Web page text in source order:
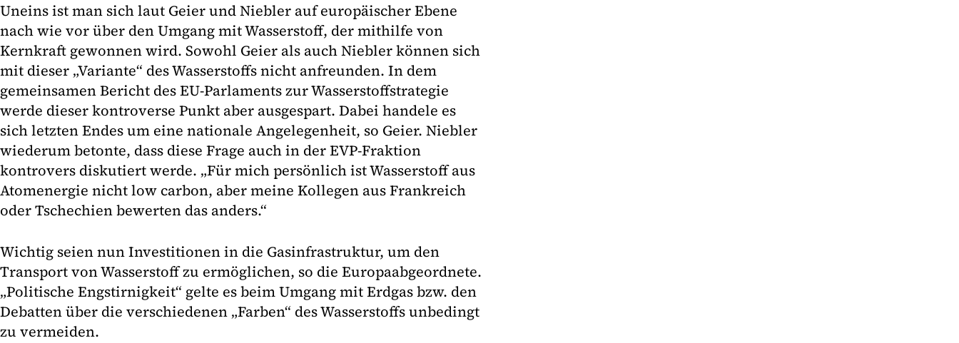
Uneins ist man sich laut Geier und Niebler auf europäischer Ebene
nach wie vor über den Umgang mit Wasserstoff, der mithilfe von
Kernkraft gewonnen wird. Sowohl Geier als auch Niebler können sich
mit dieser „Variante“ des Wasserstoffs nicht anfreunden. In dem
gemeinsamen Bericht des EU-Parlaments zur Wasserstoffstrategie
werde dieser kontroverse Punkt aber ausgespart. Dabei handele es
sich letzten Endes um eine nationale Angelegenheit, so Geier. Niebler
wiederum betonte, dass diese Frage auch in der EVP-Fraktion
kontrovers diskutiert werde. „Für mich persönlich ist Wasserstoff aus
Atomenergie nicht low carbon, aber meine Kollegen aus Frankreich
oder Tschechien bewerten das anders.“
Wichtig seien nun Investitionen in die Gasinfrastruktur, um den
Transport von Wasserstoff zu ermöglichen, so die Europaabgeordnete.
„Politische Engstirnigkeit“ gelte es beim Umgang mit Erdgas bzw. den
Debatten über die verschiedenen „Farben“ des Wasserstoffs unbedingt
zu vermeiden.